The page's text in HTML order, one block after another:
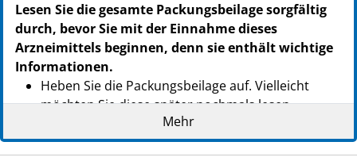
Lesen Sie die gesamte Packungsbeilage sorgfältig
durch, bevor Sie mit der Einnahme dieses
Arzneimittels beginnen, denn sie enthält wichtige
Informationen.
Heben Sie die Packungsbeilage auf. Vielleicht
möchten Sie diese später nochmals lesen.
Wenn Sie weitere Fragen haben, wenden Sie sich
an Ihren Arzt oder Apotheker.
Mehr